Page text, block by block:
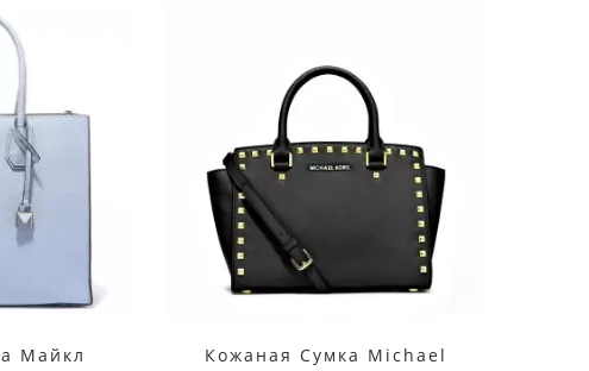
Майкл
Кожаная Сумка Michael